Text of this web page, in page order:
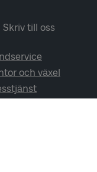
Skriv till oss
och växel